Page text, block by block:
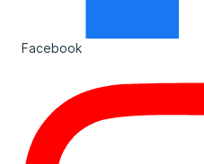
Facebook